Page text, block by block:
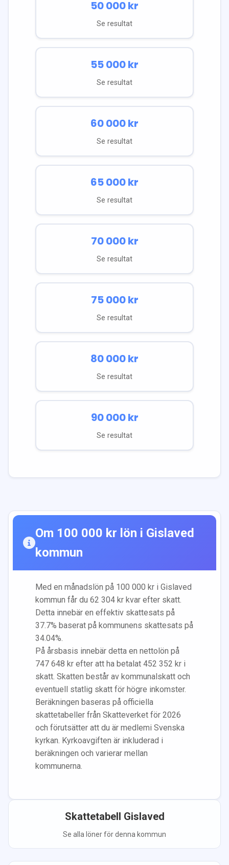
50 000kr
Se resultat
55 000kr
Se resultat
60 000kr
Se resultat
65 000kr
Se resultat
70 000kr
Se resultat
75 000kr
Se resultat
80 000kr
Se resultat
90 000kr
Se resultat
Om 100 000 kr lön i Gislaved
kommun
Med en månadslön på 100 000 kr i Gislaved
kommun får du 62 304 kr kvar efter skatt.
Detta innebär en effektiv skattesats på
37.7% baserat på kommunens skattesats på
34.04%.
På årsbasis innebär detta en nettolön på
747 648 kr efter att ha betalat 452 352 kr i
skatt. Skatten består av kommunalskatt och
eventuell statlig skatt för högre inkomster.
Beräkningen baseras på officiella
skattetabeller från Skatteverket för 2026
och förutsätter att du är medlemi Svenska
kyrkan. Kyrkoavgiften är inkluderad i
beräkningen och varierar mellan
kommunerna.
Skattetabell Gislaved
Se alla löner för denna kommun